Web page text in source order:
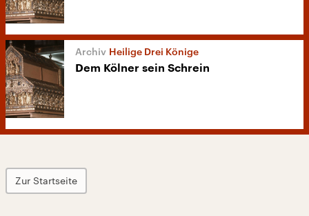
Heilige Drei Könige
Dem Kölner sein Schrein
Zur Startseite